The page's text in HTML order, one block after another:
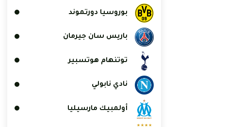
بوروسيا دورتموند
باريس سان جيرمان
توتنهام هوتسبير
نادي نابولي
أولمبيك مارسيليا